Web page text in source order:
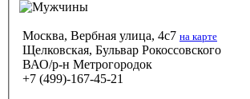
Москва, Вербная улица, 4с7 на карте
Щелковская, Бульвар Рокоссовского
ВАО/р-н Метрогородок
+7 (499)-167-45-21